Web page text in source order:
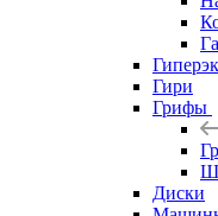
Гири
Грифы
Диски